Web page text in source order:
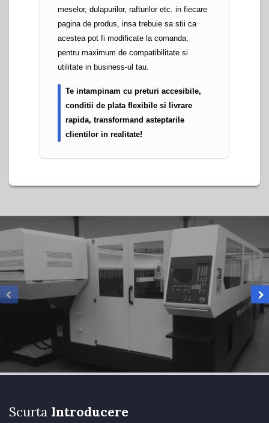
meselor, dulapurilor, rafturilor etc. in fiecare
pagina de produs, insa trebuie sa stii ca
acestea pot fi modificate la comanda,
pentru maximum de compatibilitate si
utilitate in business-ul tau.
Te intampinam cu preturi accesibile,
conditii de plata flexibile si livrare
rapida, transformand asteptarile
clientilor in realitate!
Scurta Introducere